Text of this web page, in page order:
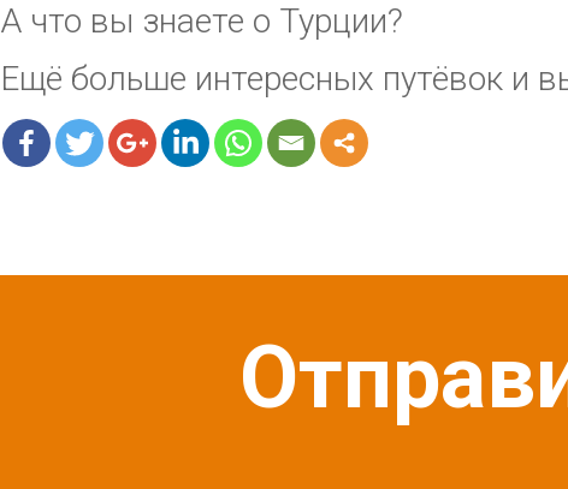
А что вы знаете о Турции?
Ещё больше интересных путёвок и